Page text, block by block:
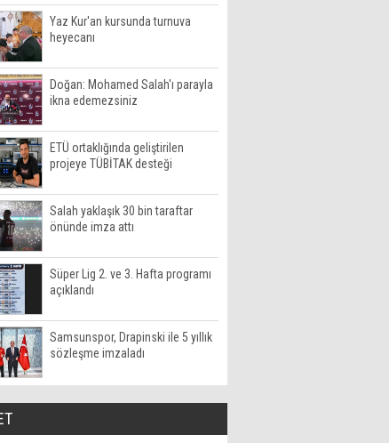
Yaz Kur'an kursunda turnuva
heyecanı
Doğan: Mohamed Salah'ı parayla
ikna edemezsiniz
ETÜ ortaklığında geliştirilen
projeye TÜBİTAK desteği
Salah yaklaşık 30 bin taraftar
önünde imza attı
Süper Lig 2. ve 3. Hafta programı
açıklandı
Samsunspor, Drapinski ile 5 yıllık
sözleşme imzaladı